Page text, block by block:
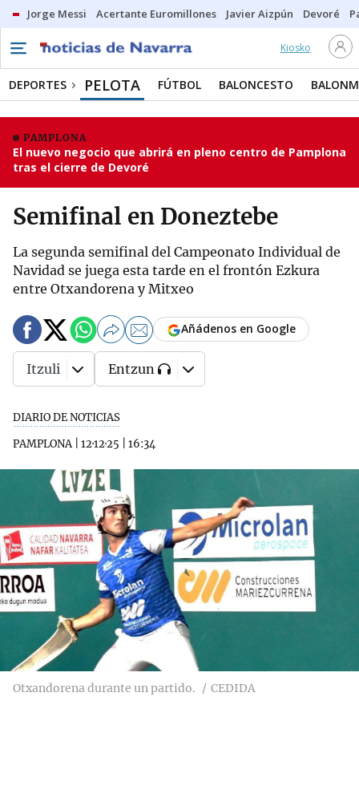
Jorge Messi Acertante Euromillones Javier Aizpún Devoré
Kiosko
DEPORTES PELOTA FÚTBOL BALONCESTO
PAMPLONA
El nuevo negocio que abrirá en pleno centro de Pamplona
tras el cierre de Devoré
Semifinal en Doneztebe
La segunda semifinal del Campeonato Individual de
Navidad se juega esta tarde en el frontón Ezkura
entre Otxandorena y Mitxeo
DIARIO DE NOTICIAS
PAMPLONA| 12·12·25 16:34
Añádenos en Google
Itzuli Entzun
Otxandorena durante un partido. CEDIDA